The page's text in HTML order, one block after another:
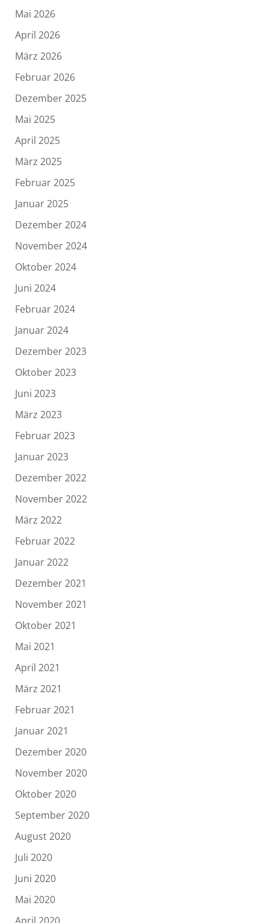
Mai 2026
April 2026
März 2026
Februar 2026
Dezember 2025
Mai 2025
April 2025
März 2025
Februar 2025
Januar 2025
Dezember 2024
November 2024
Oktober 2024
Juni 2024
Februar 2024
Januar 2024
Dezember 2023
Oktober 2023
Juni 2023
März 2023
Februar 2023
Januar 2023
Dezember 2022
November 2022
März 2022
Februar 2022
Januar 2022
Dezember 2021
November 2021
Oktober 2021
Mai 2021
April 2021
März 2021
Februar 2021
Januar 2021
Dezember 2020
November 2020
Oktober 2020
September 2020
August 2020
Juli 2020
Juni 2020
Mai 2020